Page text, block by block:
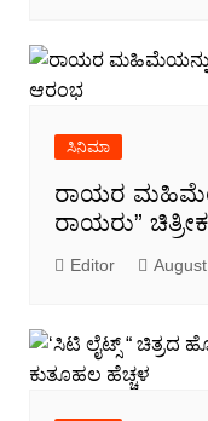
ಸಿನಿಮಾ
ರಾಯರ
ರಾಯರು”
Editor